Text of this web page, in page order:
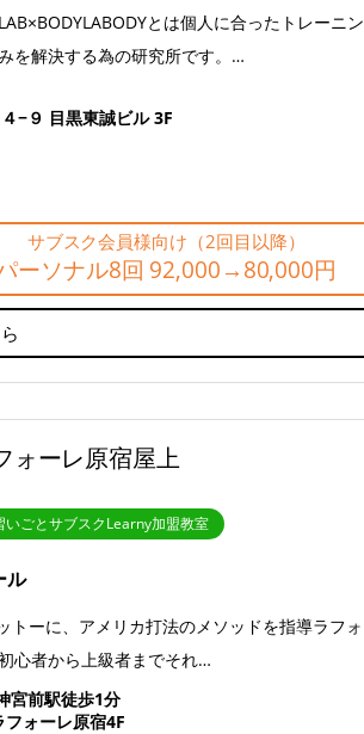
とは個人に合ったトレーニン
を解決する為の研究所です。…
−９ 目黒東誠ビル 3F
サブスク会員様向け（2回目以降）
ーソナル8回 92,000→80,000円
ォーレ原宿屋上
いごとサブスクLearny加盟教室
ル
トーに、アメリカ打法のメソッドを指導ラフォ
心者から上級者までそれ…
宮前駅徒歩1分
ォーレ原宿4F